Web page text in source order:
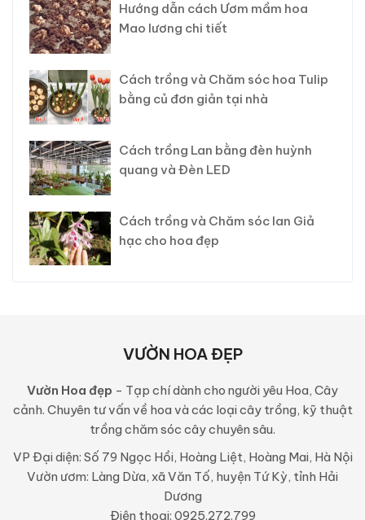
Hướng dẫn cách Ươm mầm hoa
Mao lương chi tiết
Cách trồng và Chăm sóc hoa Tulip
bằng củ đơn giản tại nhà
Cách trồng Lan bằng đèn huỳnh
quang và Đèn LED
Cách trồng và Chăm sóc lan Giả
hạc cho hoa đẹp
VƯỜN HOA ĐẸP
Vườn Hoa đẹp - Tạp chí dành cho người yêu Hoa, Cây
cảnh. Chuyên tư vấn về hoa và các loại cây trồng, kỹ thuật
trồng chăm sóc cây chuyên sâu.
VP Đại diện: Số 79 Ngọc Hồi, Hoàng Liệt, Hoàng Mai, Hà Nội
Vườn ươm: Làng Dừa, xã Văn Tố, huyện Tứ Kỳ, tỉnh Hải
Dương
Điện thoại: 0925.272.799